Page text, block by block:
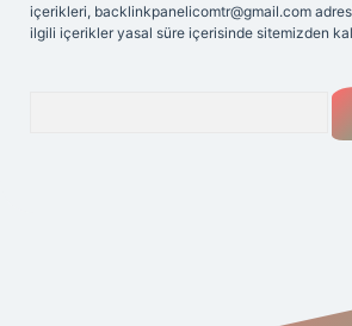
içerikleri, backlinkpanelicomtr@gmail.com
ilgili içerikler yasal süre içerisinde sitemizden